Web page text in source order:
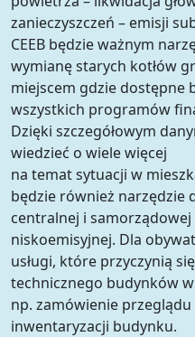
zanieczyszczeń – emisji
CEEB będzie ważnym
wymianę starych kotłów
miejscem gdzie dostępne
wszystkich programów
Dzięki szczegółowym
wiedzieć o wiele więcej
na temat sytuacji w
będzie również narzędzie
centralnej i
niskoemisyjnej. Dla
usługi, które przyczynią
technicznego budynków
np. zamówienie
inwentaryzacji budynku.